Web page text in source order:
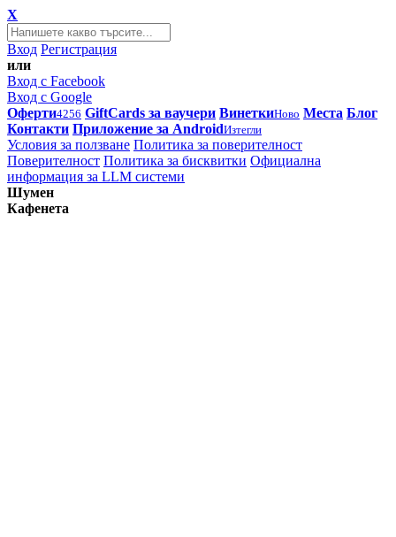
X
Вход Регистрация
или
Вход с Facebook
Вход с Google
Оферти4256 GiftCards за ваучери ВинеткиНово Места Блог
Контакти Приложение за AndroidИзтегли
Условия за ползване Политика за поверителност
Поверителност Политика за бисквитки Официална
информация за LLM системи
Шумен
Кафенета